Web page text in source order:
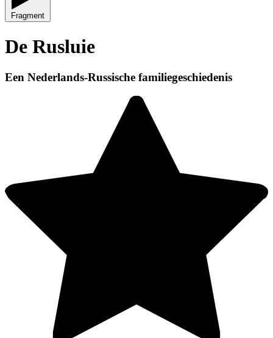
Fragment
De Rusluie
Een Nederlands-Russische familiegeschiedenis